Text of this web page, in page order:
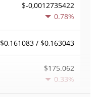
$-0,0012735422
0.78%
$0,161083 / $0,163043
$175.062
0.33%